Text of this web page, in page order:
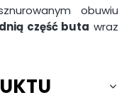
obuwiu
część buta wraz